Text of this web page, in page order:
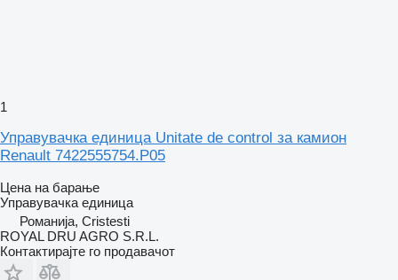
1
Управувачка единица Unitate de control за камион
Renault 7422555754.P05
Цена на барање
Управувачка единица
Романија, Cristesti
ROYAL DRU AGRO S.R.L.
Контактирајте го продавачот